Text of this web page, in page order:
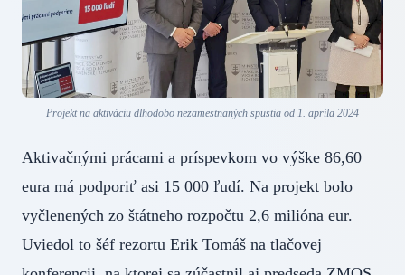
Projekt na aktiváciu dlhodobo nezamestnaných spustia od 1. apríla 2024
Aktivačnými prácami a príspevkom vo výške 86,60
eura má podporiť asi 15 000 ľudí. Na projekt bolo
vyčlenených zo štátneho rozpočtu 2,6 milióna eur.
Uviedol to šéf rezortu Erik Tomáš na tlačovej